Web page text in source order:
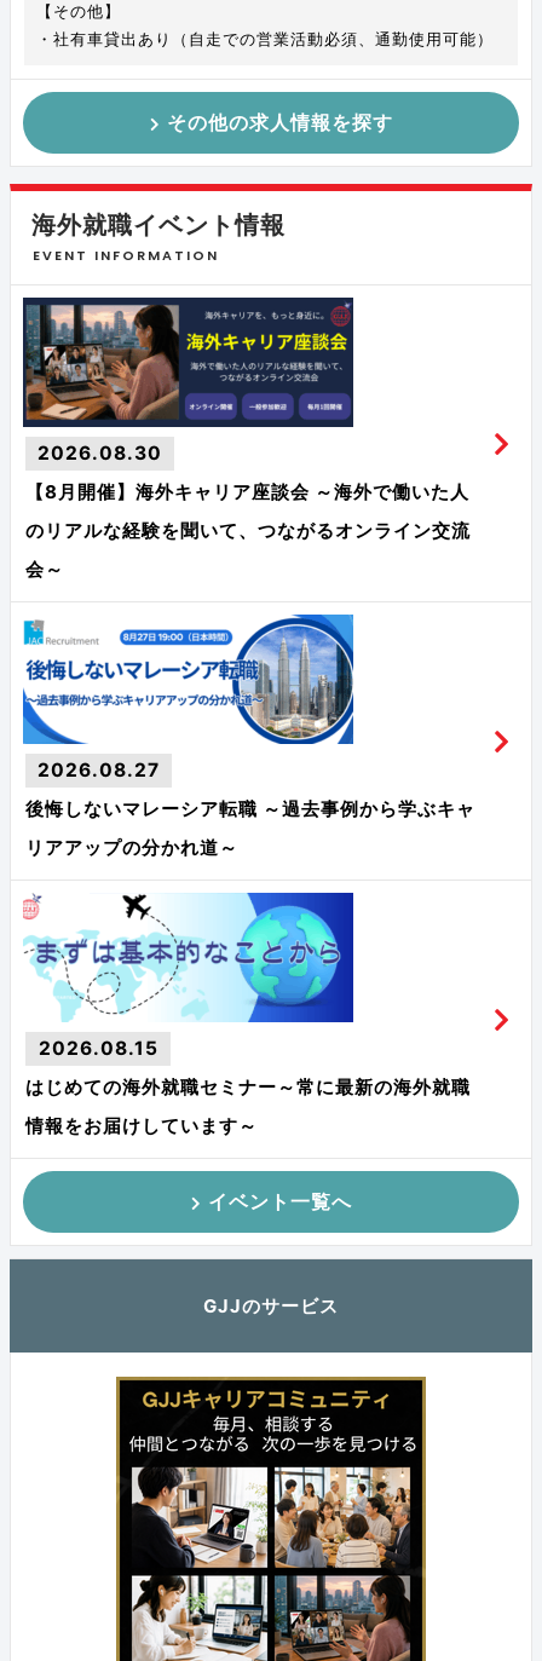
【その他】
・社有車貸出あり（自走での営業活動必須、通勤使用可能）
その他の求人情報を探す
海外就職イベント情報
EVENT INFORMATION
2026.08.30
【8月開催】海外キャリア座談会 ～海外で働いた人
のリアルな経験を聞いて、つながるオンライン交流
会～
2026.08.27
後悔しないマレーシア転職 ～過去事例から学ぶキャ
リアアップの分かれ道～
2026.08.15
はじめての海外就職セミナー～常に最新の海外就職
情報をお届けしています～
イベント一覧へ
GJJのサービス